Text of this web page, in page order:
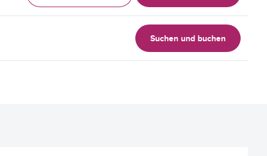
Suchen und buchen